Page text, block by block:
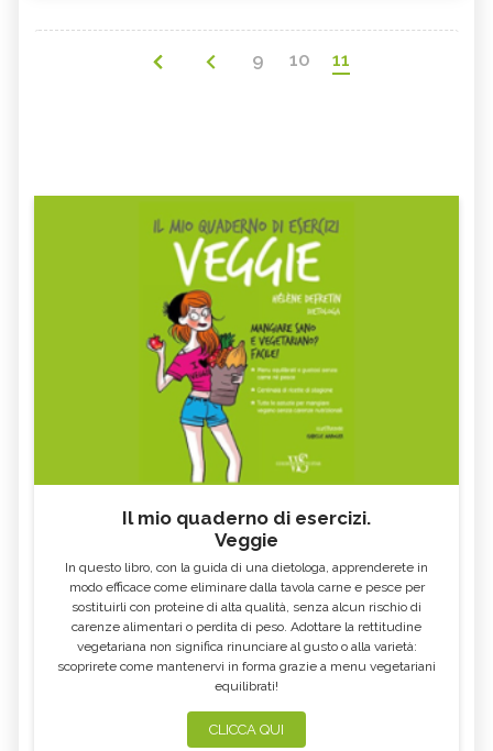
9 10 11
Il mio quaderno di esercizi.
Veggie
In questo libro, con la guida di una dietologa, apprenderete in
modo efficace come eliminare dalla tavola carne e pesce per
sostituirli con proteine di alta qualità, senza alcun rischio di
carenze alimentari o perdita di peso. Adottare la rettitudine
vegetariana non significa rinunciare al gusto o alla varietà:
scoprirete come mantenervi in forma grazie a menu vegetariani
equilibrati!
CLICCA QUI